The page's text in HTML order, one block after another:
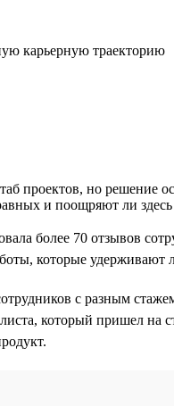
карьерную траекторию
но решение
и поощряют ли
более 70 отзывов
которые удерживают
с разным
который пришел на